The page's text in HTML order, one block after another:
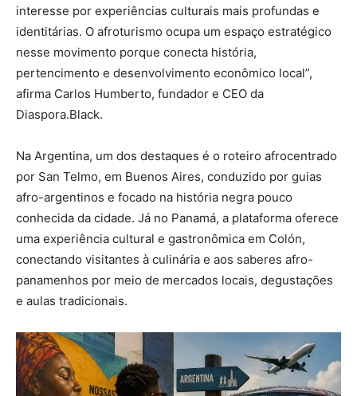
interesse por experiências culturais mais profundas e
identitárias. O afroturismo ocupa um espaço estratégico
nesse movimento porque conecta história,
pertencimento e desenvolvimento econômico local”,
afirma Carlos Humberto, fundador e CEO da
Diaspora.Black.
Na Argentina, um dos destaques é o roteiro afrocentrado
por San Telmo, em Buenos Aires, conduzido por guias
afro-argentinos e focado na história negra pouco
conhecida da cidade. Já no Panamá, a plataforma oferece
uma experiência cultural e gastronômica em Colón,
conectando visitantes à culinária e aos saberes afro-
panamenhos por meio de mercados locais, degustações
e aulas tradicionais.